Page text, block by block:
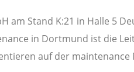
am Stand K:21 in Halle 5
in Dortmund ist die
auf der